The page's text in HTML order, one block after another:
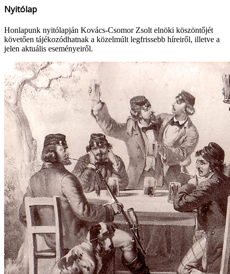
Nyitólap
Honlapunk nyitólapján Kovács-Csomor Zsolt elnöki köszöntőjét
követően tájékozódhatnak a közelmúlt legfrissebb híreiről, illetve a
jelen aktuális eseményeiről.